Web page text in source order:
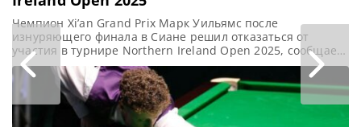
Чемпион Xi’an Grand Prix Марк Уильямс после
изнуряющего финала в Сиане решил отказаться от
участия в турнире Northern Ireland Open 2025, сообщает
WST Марк Уильямс отказался от участия в турнире
Northern Ireland Open 2025, который пройдет в Белфасте
на следующей неделе. После победы на турнире Xi’an
Grand Prix 2025 Уильямс сообщил о намерении сделать
перерыв